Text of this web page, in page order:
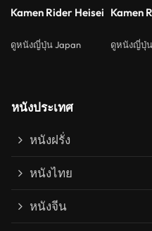
Kamen Rider Heisei
ดูหนังญี่ปุ่น Japan
Kamen
ดูหนังญี่ปุ่
หนังประเทศ
หนังฝรั่ง
หนังไทย
หนังจีน